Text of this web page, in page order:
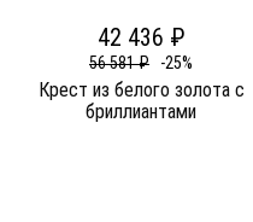
42 436 ₽
56 581 ₽ -25%
Крест из белого золота c
бриллиантами